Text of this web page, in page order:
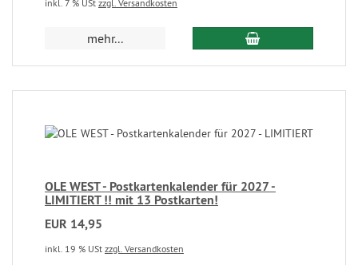
inkl. 7 % USt zzgl. Versandkosten
mehr...
OLE WEST - Postkartenkalender für 2027 -
LIMITIERT !! mit 13 Postkarten!
EUR 14,95
inkl. 19 % USt zzgl. Versandkosten